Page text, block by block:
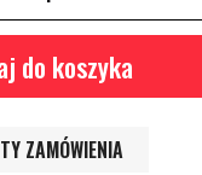
do koszyka
ZAMÓWIENIA